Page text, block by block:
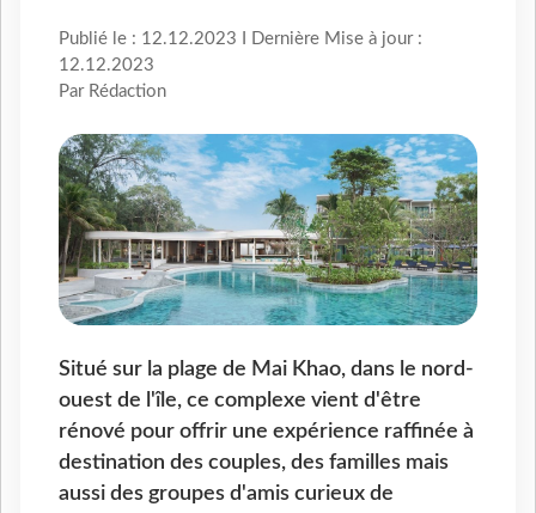
Publié le : 12.12.2023 I Dernière Mise à jour :
12.12.2023
Par Rédaction
Situé sur la plage de Mai Khao, dans le nord-
ouest de l'île, ce complexe vient d'être
rénové pour offrir une expérience raffinée à
destination des couples, des familles mais
aussi des groupes d'amis curieux de